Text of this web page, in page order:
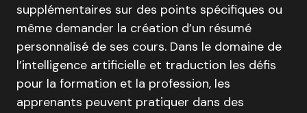
supplémentaires sur des points spécifiques ou
même demander la création d’un résumé
personnalisé de ses cours. Dans le domaine de
l’intelligence artificielle et traduction les défis
pour la formation et la profession, les
apprenants peuvent pratiquer dans des